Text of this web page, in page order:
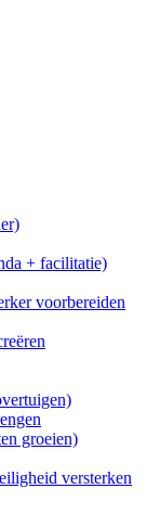
+ facilitatie)
voorbereiden
groeien)
versterken